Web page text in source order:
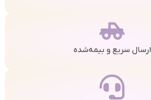
ارسال سریع و بیمه‌شده